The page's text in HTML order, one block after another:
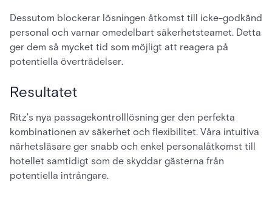
Dessutom blockerar lösningen åtkomst till icke-godkänd
personal och varnar omedelbart säkerhetsteamet. Detta
ger dem så mycket tid som möjligt att reagera på
potentiella överträdelser.
Resultatet
Ritz's nya passagekontrolllösning ger den perfekta
kombinationen av säkerhet och flexibilitet. Våra intuitiva
närhetsläsare ger snabb och enkel personalåtkomst till
hotellet samtidigt som de skyddar gästerna från
potentiella intrångare.